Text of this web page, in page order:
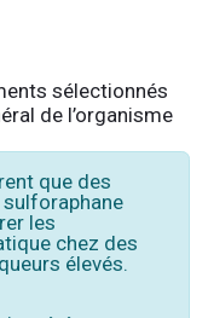
sélectionnés
de l’organisme
que des
les
chez des
élevés.